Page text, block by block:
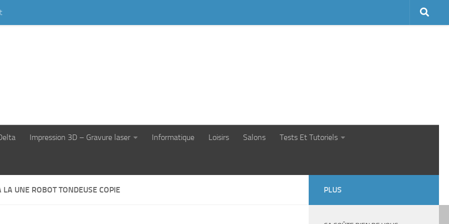
Impression 3D – Gravure laser Informatique Loisirs Salons Tests Et Tutoriels
LA UNE ROBOT TONDEUSE COPIE PLUS